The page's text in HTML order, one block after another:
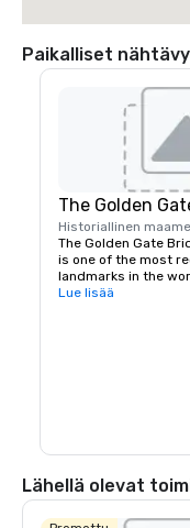
Paikalliset
The Golden
Historiallinen
The Golden Gate
is one of the most
landmarks in the
suspension bridge is
Lue lisää
Lähellä olevat